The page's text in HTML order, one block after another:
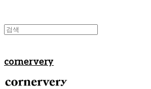
cornervery